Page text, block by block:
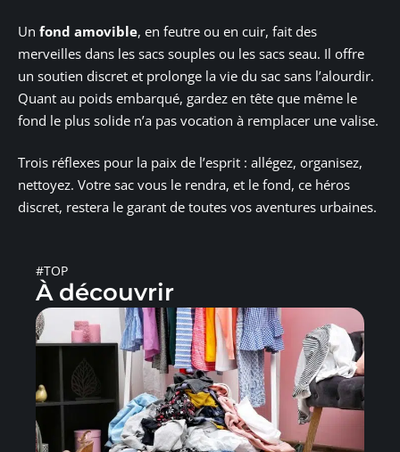
Un fond amovible, en feutre ou en cuir, fait des
merveilles dans les sacs souples ou les sacs seau. Il offre
un soutien discret et prolonge la vie du sac sans l’alourdir.
Quant au poids embarqué, gardez en tête que même le
fond le plus solide n’a pas vocation à remplacer une valise.
Trois réflexes pour la paix de l’esprit : allégez, organisez,
nettoyez. Votre sac vous le rendra, et le fond, ce héros
discret, restera le garant de toutes vos aventures urbaines.
#TOP
À découvrir